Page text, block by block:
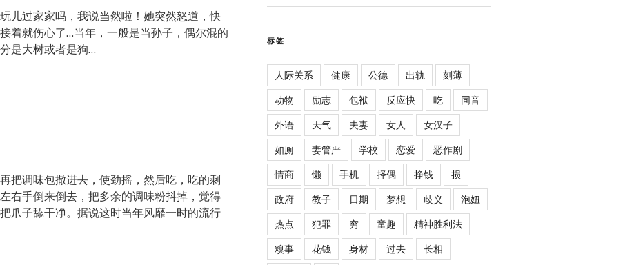
儿过家家吗，我说当然啦！她突然怒道，快
着就伤心了…当年，一般是当孙子，偶尔混的
是大树或者是狗…
把调味包撒进去，使劲摇，然后吃，吃的剩
右手倒来倒去，把多余的调味粉抖掉，觉得
爪子舔干净。据说这时当年风靡一时的流行
标签
人际关系 健康 公德 出轨 刻薄
动物 励志 包袱 反应快 吃 同音
外语 天气 夫妻 女人 女汉子
如厕 妻管严 学校 恋爱 恶作剧
情商 懒 手机 择偶 挣钱 损
政府 教子 日期 梦想 歧义 泡妞
热点 犯罪 穷 童趣 精神胜利法
糗事 花钱 身材 过去 长相